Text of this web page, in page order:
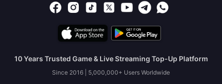
10 Years Trusted Game & Live Streaming Top-Up Platform
Since 2016 | 5,000,000+ Users Worldwide